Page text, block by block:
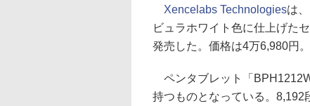
Xencelabs Technologiesは
ビュラホワイト色に仕上げた
発売した。価格は4万6,980円。
ペンタブレット「
持つものとなっている。8,192